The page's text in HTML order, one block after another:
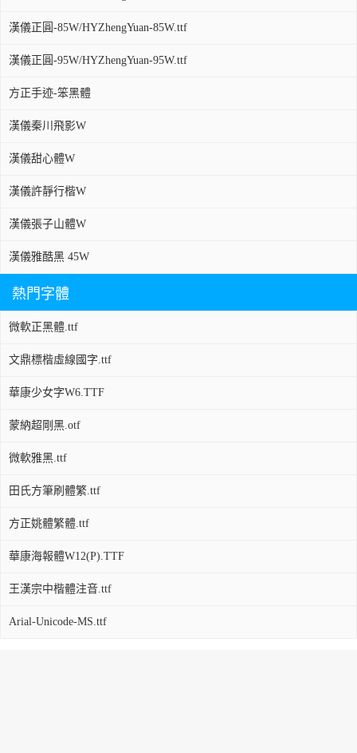
漢儀正圓-85W/HYZhengYuan-85W.ttf
漢儀正圓-95W/HYZhengYuan-95W.ttf
方正手迹-笨黑體
漢儀秦川飛影W
漢儀甜心體W
漢儀許靜行楷W
漢儀張子山體W
漢儀雅酷黑 45W
熱門字體
微軟正黑體.ttf
文鼎標楷虛線國字.ttf
華康少女字W6.TTF
蒙納超剛黑.otf
微軟雅黑.ttf
田氏方筆刷體繁.ttf
方正姚體繁體.ttf
華康海報體W12(P).TTF
王漢宗中楷體注音.ttf
Arial-Unicode-MS.ttf